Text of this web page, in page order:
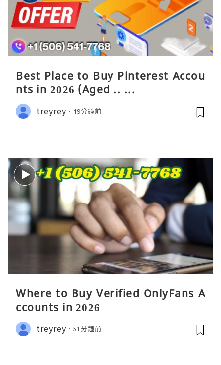
Best Place to Buy Pinterest Accou
nts in 2026 (Aged .. ...
treyrey 49分鐘前
Where to Buy Verified OnlyFans A
ccounts in 2026
treyrey 51分鐘前